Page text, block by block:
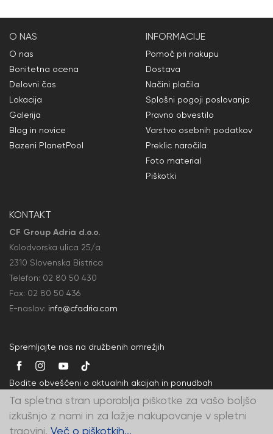
O NAS
O nas
Bonitetna ocena
Delovni čas
Lokacija
Galerija
Blog in novice
Bazeni PlanetPool
INFORMACIJE
Pomoč pri nakupu
Dostava
Načini plačila
Splošni pogoji poslovanja
Pravno obvestilo
Varstvo osebnih podatkov
Preklic naročila
Foto material
Piškotki
KONTAKT
CF Group Adria d.o.o.
Kolodvorska ulica 25/a
2310 Slovenska Bistrica
Telefon: 02 80 50 430
Fax: 02 80 50 436
E-naslov: info@cfadria.com
Spremljajte nas na družbenih omrežjih
Bodite obveščeni o aktualnih akcijah in ponudbah
Ta spletna stran uporablja piškotke za vašo boljšo
izkušnjo z nami in za lažje nakupovanje v spletni
trgovini. Več o piškotkih...